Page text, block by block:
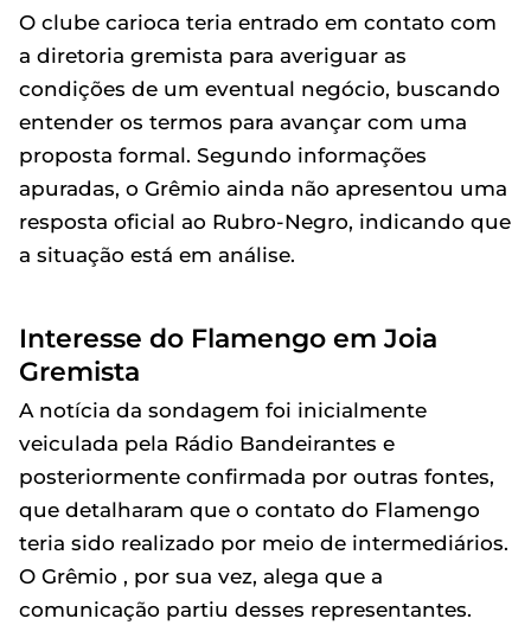
O clube carioca teria entrado em contato com
a diretoria gremista para averiguar as
condições de um eventual negócio, buscando
entender os termos para avançar com uma
proposta formal. Segundo informações
apuradas, o Grêmio ainda não apresentou uma
resposta oficial ao Rubro-Negro, indicando que
a situação está em análise.
Interesse do Flamengo em Joia
Gremista
A notícia da sondagem foi inicialmente
veiculada pela Rádio Bandeirantes e
posteriormente confirmada por outras fontes,
que detalharam que o contato do Flamengo
teria sido realizado por meio de intermediários.
O Grêmio , por sua vez, alega que a
comunicação partiu desses representantes.